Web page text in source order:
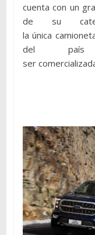
cuenta con un
de su
la única
del
ser